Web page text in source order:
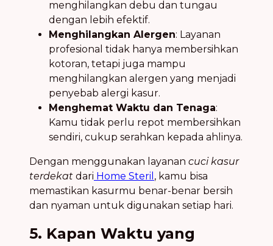
menghilangkan debu dan tungau
dengan lebih efektif.
Menghilangkan Alergen: Layanan
profesional tidak hanya membersihkan
kotoran, tetapi juga mampu
menghilangkan alergen yang menjadi
penyebab alergi kasur.
Menghemat Waktu dan Tenaga:
Kamu tidak perlu repot membersihkan
sendiri, cukup serahkan kepada ahlinya.
Dengan menggunakan layanan cuci kasur
terdekat dari Home Steril , kamu bisa
memastikan kasurmu benar-benar bersih
dan nyaman untuk digunakan setiap hari.
5. Kapan Waktu yang